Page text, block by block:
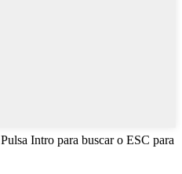
Pulsa Intro para buscar o ESC para